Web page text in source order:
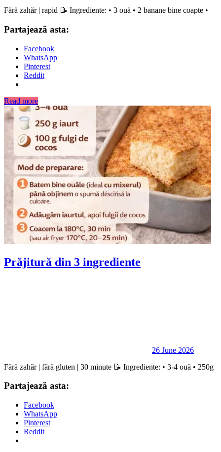
Fără zahăr | rapid 📝 Ingrediente: • 3 ouă • 2 banane bine coapte •
Partajează asta:
Facebook
WhatsApp
Pinterest
Reddit
Read more
Prăjitură din 3 ingrediente
26 June 2026
Fără zahăr | fără gluten | 30 minute 📝 Ingrediente: • 3-4 ouă • 250g
Partajează asta:
Facebook
WhatsApp
Pinterest
Reddit